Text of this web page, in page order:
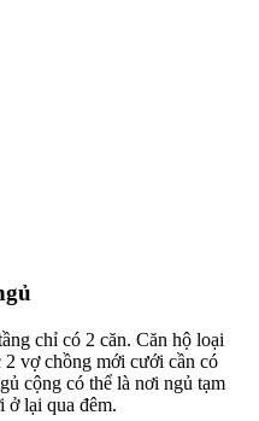
chỉ có 2 căn. Căn hộ loại
vợ chồng mới cưới cần có
cộng có thể là nơi ngủ tạm
ở lại qua đêm.